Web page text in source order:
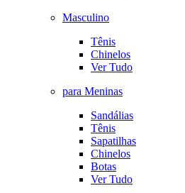
Masculino
Tênis
Chinelos
Ver Tudo
para Meninas
Sandálias
Tênis
Sapatilhas
Chinelos
Botas
Ver Tudo